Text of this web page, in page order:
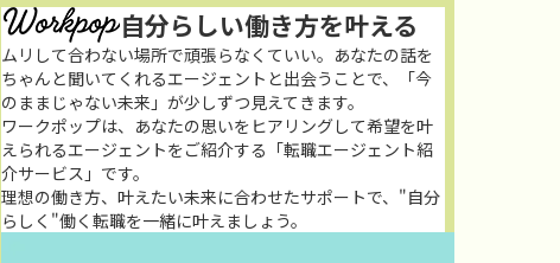
自分らしい働き方を叶える
ムリして合わない場所で頑張らなくていい。あなたの話を
ちゃんと聞いてくれるエージェントと出会うことで、「今
のままじゃない未来」が少しずつ見えてきます。
ワークポップは、あなたの思いをヒアリングして希望を叶
えられるエージェントをご紹介する「転職エージェント紹
介サービス」です。
理想の働き方、叶えたい未来に合わせたサポートで、"自分
らしく"働く転職を一緒に叶えましょう。